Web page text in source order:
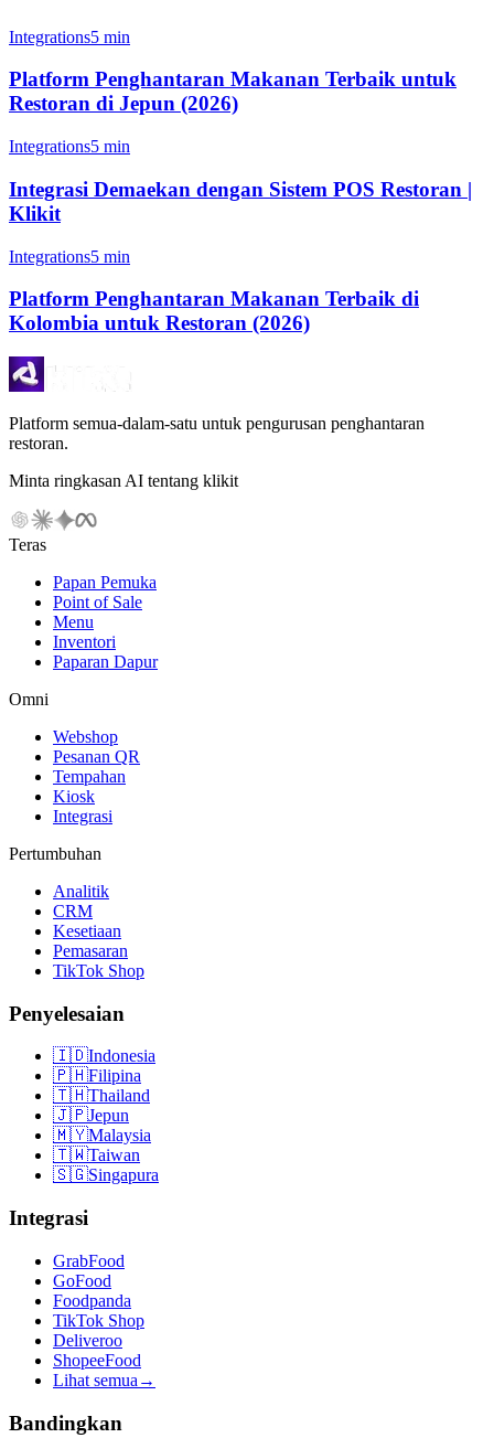
Integrations5 min
Platform Penghantaran Makanan Terbaik untuk
Restoran di Jepun (2026)
Integrations5 min
Integrasi Demaekan dengan Sistem POS Restoran |
Klikit
Integrations5 min
Platform Penghantaran Makanan Terbaik di
Kolombia untuk Restoran (2026)
Platform semua-dalam-satu untuk pengurusan penghantaran
restoran.
Minta ringkasan AI tentang klikit
Teras
Papan Pemuka
Point of Sale
Menu
Inventori
Paparan Dapur
Omni
Webshop
Pesanan QR
Tempahan
Kiosk
Integrasi
Pertumbuhan
Analitik
CRM
Kesetiaan
Pemasaran
TikTok Shop
Penyelesaian
🇮🇩Indonesia
🇵🇭Filipina
🇹🇭Thailand
🇯🇵Jepun
🇲🇾Malaysia
🇹🇼Taiwan
🇸🇬Singapura
Integrasi
GrabFood
GoFood
Foodpanda
TikTok Shop
Deliveroo
ShopeeFood
Lihat semua →
Bandingkan